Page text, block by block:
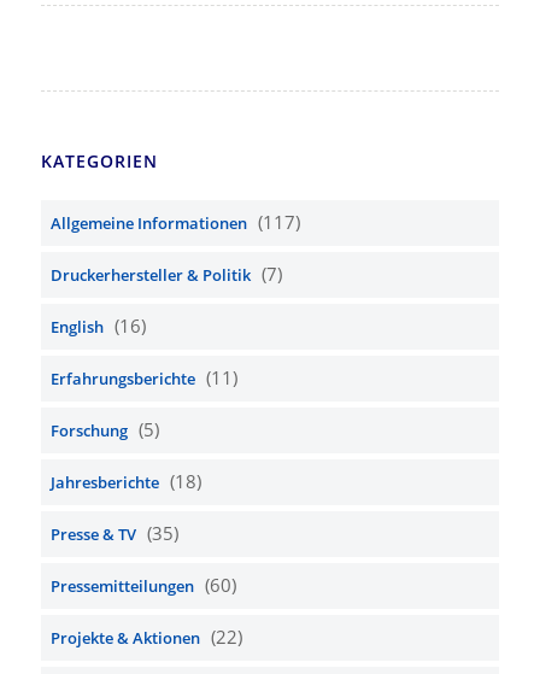
KATEGORIEN
Allgemeine Informationen (117)
Druckerhersteller & Politik (7)
English (16)
Erfahrungsberichte (11)
Forschung (5)
Jahresberichte (18)
Presse & TV (35)
Pressemitteilungen (60)
Projekte & Aktionen (22)